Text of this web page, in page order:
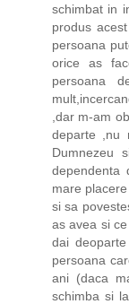
schimbat in
produs
persoana
orice as
persoana
,dar m-am
departe ,nu
Dumnezeu
mare
si sa
as avea si
dai
persoana
ani (daca
schimba si